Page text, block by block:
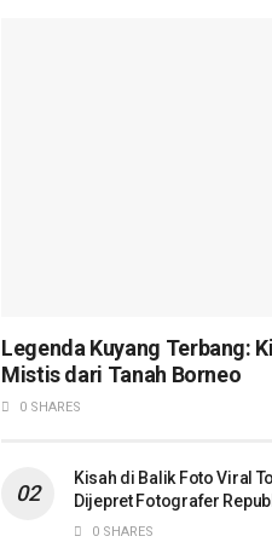
Legenda Kuyang Terbang:
Mistis dari Tanah Borneo
0 SHARES
Kisah di Balik Foto Viral
Dijepret Fotografer
0 SHARES